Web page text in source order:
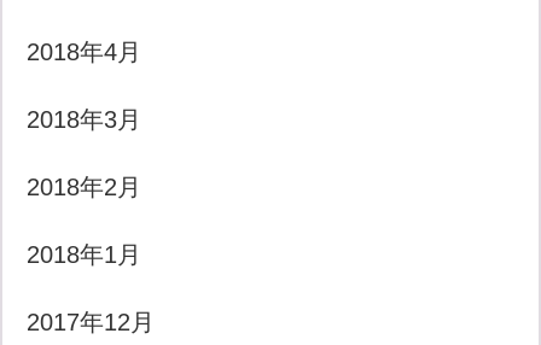
2018年4月
2018年3月
2018年2月
2018年1月
2017年12月